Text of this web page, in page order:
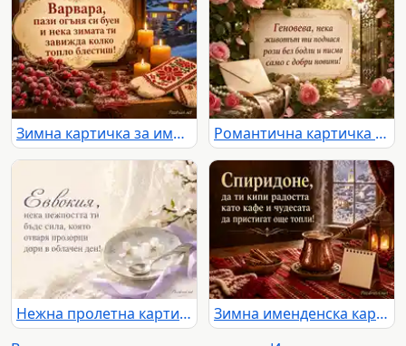
Зимна картичка за имен ден на Варвара със свещи, шевица и заснежено село Романтична картичка за имен ден на Геновева с рози, писмо и слънчева градина
Нежна пролетна картичка за имен ден на Евдокия
Зимна именденска картичка за Спиридон с кафе, канела и топъл празничен уют